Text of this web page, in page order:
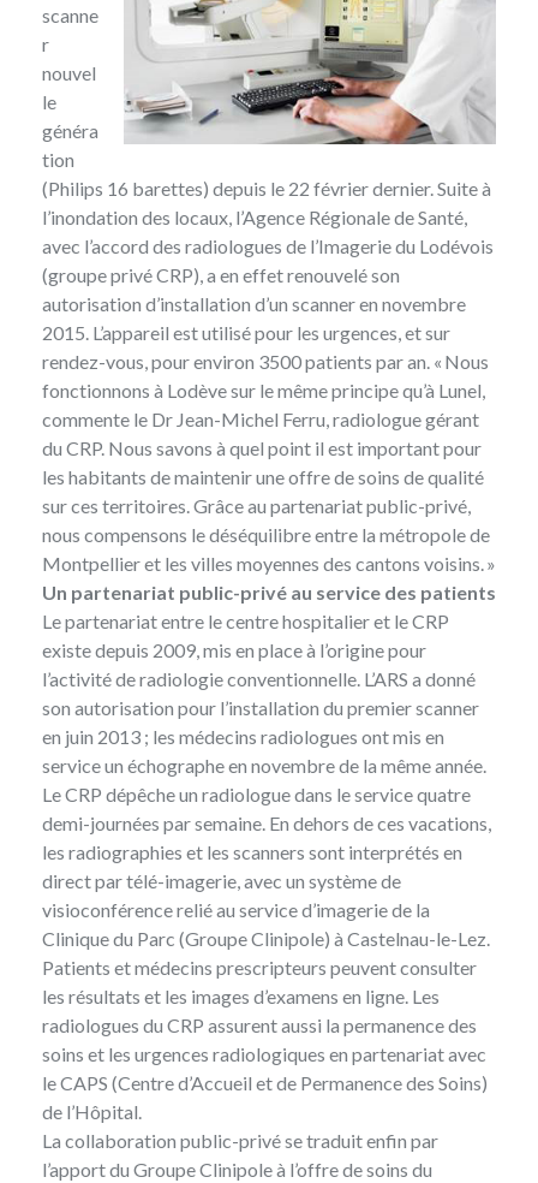
scanne
r
nouvel
le
généra
tion
(Philips 16 barettes) depuis le 22 février dernier. Suite à
l’inondation des locaux, l’Agence Régionale de Santé,
avec l’accord des radiologues de l’Imagerie du Lodévois
(groupe privé CRP), a en effet renouvelé son
autorisation d’installation d’un scanner en novembre
2015. L’appareil est utilisé pour les urgences, et sur
rendez-vous, pour environ 3500 patients par an. « Nous
fonctionnons à Lodève sur le même principe qu’à Lunel,
commente le Dr Jean-Michel Ferru, radiologue gérant
du CRP. Nous savons à quel point il est important pour
les habitants de maintenir une offre de soins de qualité
sur ces territoires. Grâce au partenariat public-privé,
nous compensons le déséquilibre entre la métropole de
Montpellier et les villes moyennes des cantons voisins. »
Un partenariat public-privé au service des patients
Le partenariat entre le centre hospitalier et le CRP
existe depuis 2009, mis en place à l’origine pour
l’activité de radiologie conventionnelle. L’ARS a donné
son autorisation pour l’installation du premier scanner
en juin 2013 ; les médecins radiologues ont mis en
service un échographe en novembre de la même année.
Le CRP dépêche un radiologue dans le service quatre
demi-journées par semaine. En dehors de ces vacations,
les radiographies et les scanners sont interprétés en
direct par télé-imagerie, avec un système de
visioconférence relié au service d’imagerie de la
Clinique du Parc (Groupe Clinipole) à Castelnau-le-Lez.
Patients et médecins prescripteurs peuvent consulter
les résultats et les images d’examens en ligne. Les
radiologues du CRP assurent aussi la permanence des
soins et les urgences radiologiques en partenariat avec
le CAPS (Centre d’Accueil et de Permanence des Soins)
de l’Hôpital.
La collaboration public-privé se traduit enfin par
l’apport du Groupe Clinipole à l’offre de soins du